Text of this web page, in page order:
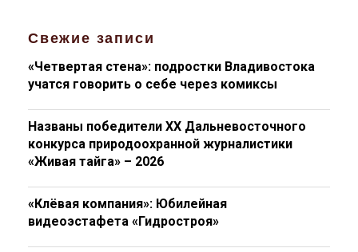
Свежие записи
«Четвертая стена»: подростки Владивостока
учатся говорить о себе через комиксы
Названы победители XX Дальневосточного
конкурса природоохранной журналистики
«Живая тайга» – 2026
«Клёвая компания»: Юбилейная
видеоэстафета «Гидростроя»